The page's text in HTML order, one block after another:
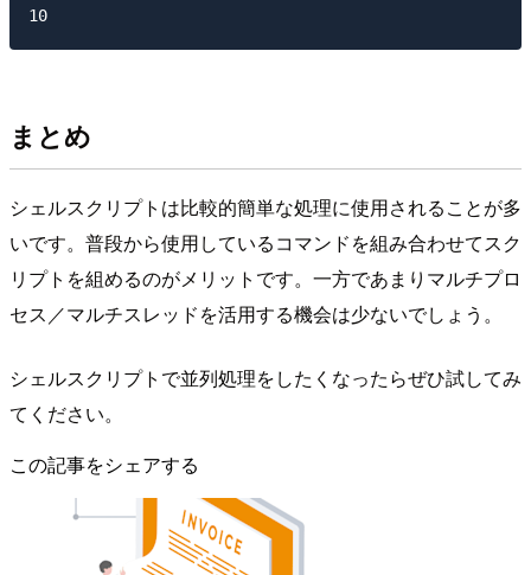
まとめ
シェルスクリプトは比較的簡単な処理に使用されることが多
いです。普段から使用しているコマンドを組み合わせてスク
リプトを組めるのがメリットです。一方であまりマルチプロ
セス／マルチスレッドを活用する機会は少ないでしょう。
シェルスクリプトで並列処理をしたくなったらぜひ試してみ
てください。
この記事をシェアする